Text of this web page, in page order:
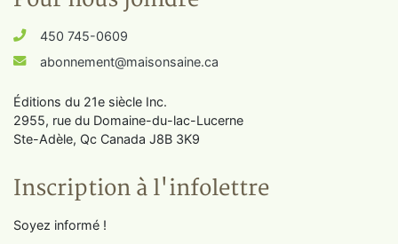
450 745-0609
abonnement@maisonsaine.ca
Éditions du 21e siècle Inc.
2955, rue du Domaine-du-lac-Lucerne
Ste-Adèle, Qc Canada J8B 3K9
Inscription à l'infolettre
Soyez informé !